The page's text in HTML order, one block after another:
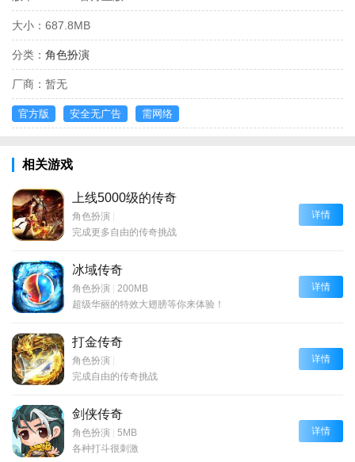
大小： 687.8MB
分类： 角色扮演
厂商： 暂无
官方版 安全无广告 需网络
相关游戏
上线5000级的传奇
角色扮演 |
完成更多自由的传奇挑战
详情
冰域传奇
角色扮演 | 200MB
超级华丽的特效大翅膀等你来体验！
详情
打金传奇
角色扮演 |
完成自由的传奇挑战
详情
剑侠传奇
角色扮演 | 5MB
各种打斗很刺激
详情